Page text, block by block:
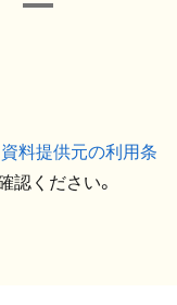
資料提供元の利用条
認ください。